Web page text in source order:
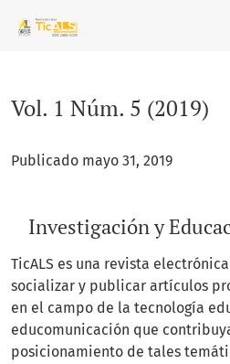
Vol. 1 Núm. 5 (2019):
Vol. 1 Núm. 5 (2019)
Publicado mayo 31, 2019
Investigación y
TicALS es una revista
socializar y publicar artículos
en el campo de la tecnología
educomunicación que
posicionamiento de tales